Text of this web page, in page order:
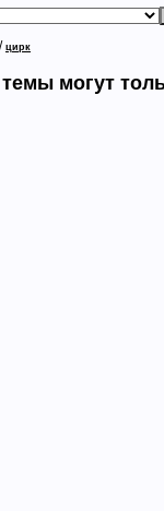
/ цирк
могут